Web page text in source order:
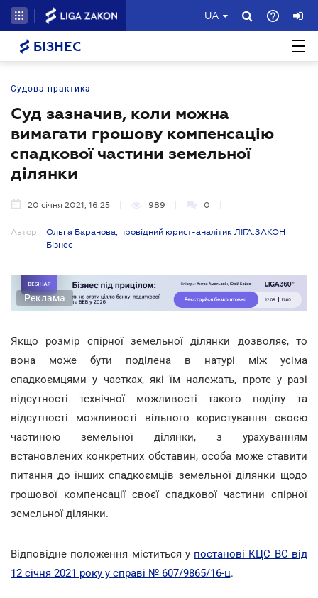
UA
БІЗНЕС
Судова практика
Суд зазначив, коли можна
вимагати грошову компенсацію
спадкової частини земельної
ділянки
20 січня 2021, 16:25 989 0
Автор:
Ольга Баранова, провідний юрист-аналітик ЛІГА:ЗАКОН
Бізнес
Реклама
Якщо розмір спірної земельної ділянки дозволяє, то
вона може бути поділена в натурі між усіма
спадкоємцями у частках, які їм належать, проте у разі
відсутності технічної можливості такого поділу та
відсутності можливості вільного користування своєю
частиною земельної ділянки, з урахуванням
встановлених конкретних обставин, особа може ставити
питання до інших спадкоємців земельної ділянки щодо
грошової компенсації своєї спадкової частини спірної
земельної ділянки.
Відповідне положення міститься у постанові КЦС ВС від
12 січня 2021 року у справі № 607/9865/16-ц.